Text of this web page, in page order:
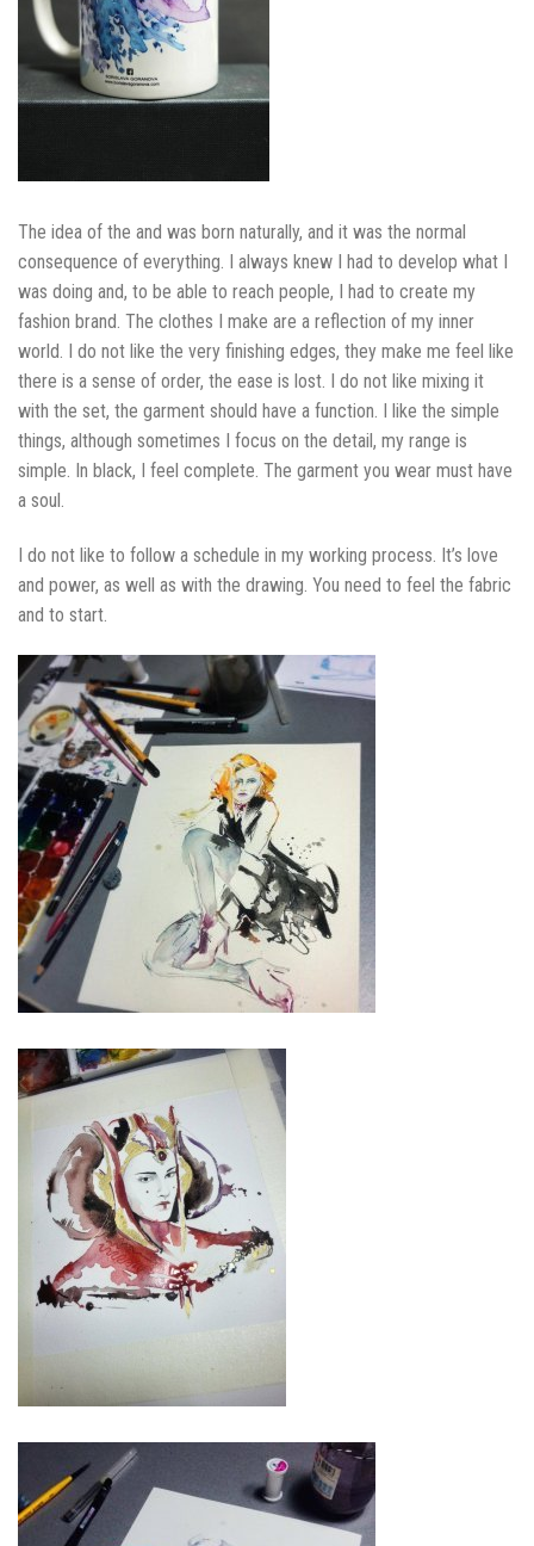
The idea of the and was born naturally, and it was the normal
consequence of everything. I always knew I had to develop what I
was doing and, to be able to reach people, I had to create my
fashion brand. The clothes I make are a reflection of my inner
world. I do not like the very finishing edges, they make me feel like
there is a sense of order, the ease is lost. I do not like mixing it
with the set, the garment should have a function. I like the simple
things, although sometimes I focus on the detail, my range is
simple. In black, I feel complete. The garment you wear must have
a soul.
I do not like to follow a schedule in my working process. It’s love
and power, as well as with the drawing. You need to feel the fabric
and to start.